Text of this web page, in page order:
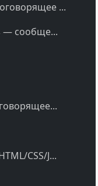
...
— сообще...
CSS/J...